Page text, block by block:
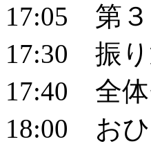
17:05 第３
17:30 振
17:40 全
18:00 おひ